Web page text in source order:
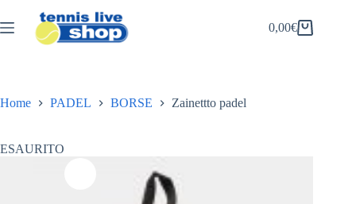
al
contenuto
Carrello
0,00€
Home PADEL BORSE Zainettto padel
ESAURITO